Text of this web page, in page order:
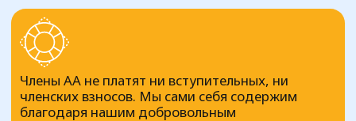
АА не связано ни с какой сектой,
вероисповеданием, политическим
направлением, организацией или учреждением
В работе АА используется программа 12 шагов
Об АА